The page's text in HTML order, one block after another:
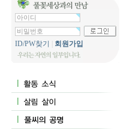
ID/PW찾기 회원가입